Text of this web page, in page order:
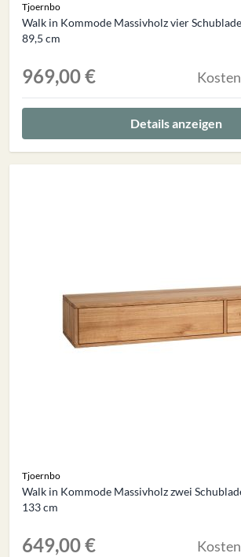
Tjoernbo
Walk in Kommode Massivholz vier
89,5 cm
969,00 €
Details anzeigen
Tjoernbo
Walk in Kommode Massivholz zwei
133 cm
649,00 €